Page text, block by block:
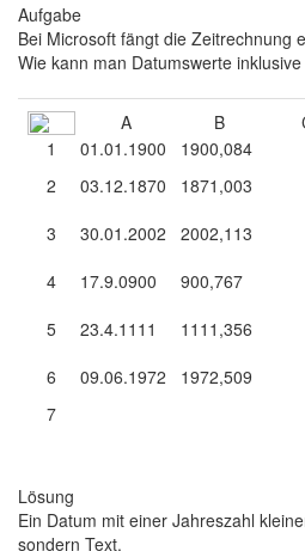
Aufgabe
Bei Microsoft fängt die Zeitrechnung
Wie kann man Datumswerte
A B
1
01.01.1900 1900,084
2
03.12.1870 1871,003
3 30.01.2002 2002,113
4 17.9.0900 900,767
5 23.4.1111 1111,356
6 09.06.1972 1972,509
7
Lösung
Ein Datum mit einer Jahreszahl
sondern Text.